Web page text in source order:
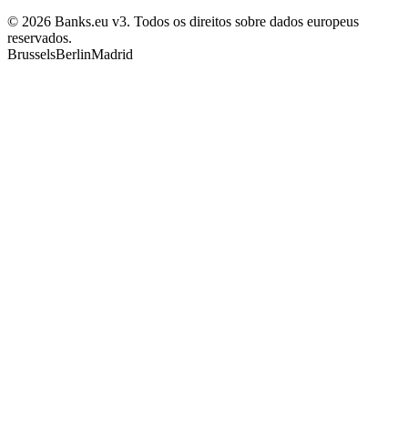
© 2026 Banks.eu v3. Todos os direitos sobre dados europeus
reservados.
BrusselsBerlinMadrid